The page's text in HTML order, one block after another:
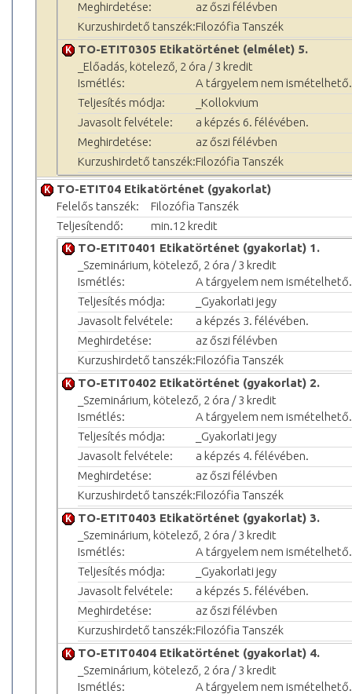
Meghirdetése:
az őszi félévben
Kurzushirdető tanszék:Filozófia Tanszék
TO-ETIT0305 Etikatörténet (elmélet) 5.
_Előadás, kötelező, 2 óra / 3 kredit
Ismétlés:
A tárgyelem nem ismételhető.
Teljesítés módja:
_Kollokvium
Javasolt felvétele:
a képzés 6. félévében.
Meghirdetése:
az őszi félévben
Kurzushirdető tanszék:Filozófia Tanszék
TO-ETIT04 Etikatörténet (gyakorlat)
Felelős tanszék:
Filozófia Tanszék
Teljesítendő:
min.12 kredit
TO-ETIT0401 Etikatörténet (gyakorlat) 1.
_Szeminárium, kötelező, 2 óra / 3 kredit
Ismétlés:
A tárgyelem nem ismételhető.
Teljesítés módja:
_Gyakorlati jegy
Javasolt felvétele:
a képzés 3. félévében.
Meghirdetése:
az őszi félévben
Kurzushirdető tanszék:Filozófia Tanszék
TO-ETIT0402 Etikatörténet (gyakorlat) 2.
_Szeminárium, kötelező, 2 óra / 3 kredit
Ismétlés:
A tárgyelem nem ismételhető.
Teljesítés módja:
_Gyakorlati jegy
Javasolt felvétele:
a képzés 4. félévében.
Meghirdetése:
az őszi félévben
Kurzushirdető tanszék:Filozófia Tanszék
TO-ETIT0403 Etikatörténet (gyakorlat) 3.
_Szeminárium, kötelező, 2 óra / 3 kredit
Ismétlés:
A tárgyelem nem ismételhető.
Teljesítés módja:
_Gyakorlati jegy
Javasolt felvétele:
a képzés 5. félévében.
Meghirdetése:
az őszi félévben
Kurzushirdető tanszék:Filozófia Tanszék
TO-ETIT0404 Etikatörténet (gyakorlat) 4.
_Szeminárium, kötelező, 2 óra / 3 kredit
Ismétlés:
A tárgyelem nem ismételhető.